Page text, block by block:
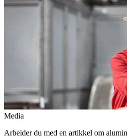
Media
Arbeider du med en artikkel om